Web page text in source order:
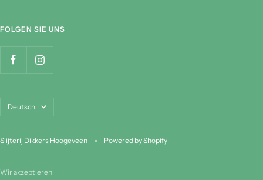
FOLGEN SIE UNS
Sprache
Deutsch
Slijterij Dikkers Hoogeveen Powered by Shopify
Wir akzeptieren